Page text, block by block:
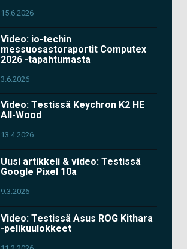
15.6.2026
Video: io-techin
messuosastoraportit Computex
2026 -tapahtumasta
3.6.2026
Video: Testissä Keychron K2 HE
All-Wood
13.4.2026
Uusi artikkeli & video: Testissä
Google Pixel 10a
9.3.2026
Video: Testissä Asus ROG Kithara
-pelikuulokkeet